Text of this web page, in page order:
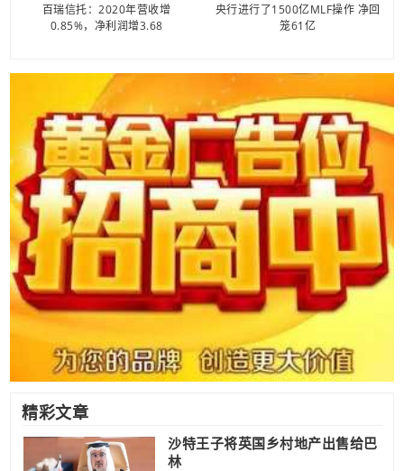
百瑞信托：2020年营收增
0.85%，净利润增3.68
央行进行了1500亿MLF操作 净回
笼61亿
精彩文章
沙特王子将英国乡村地产出售给巴
林